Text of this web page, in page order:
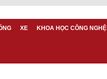
XE KHOA HỌC CÔNG NGHỆ